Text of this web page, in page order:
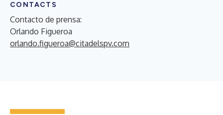
CONTACTS
Contacto de prensa:
Orlando Figueroa
orlando.figueroa@citadelspv.com